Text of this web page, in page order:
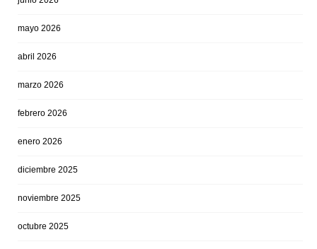
mayo 2026
abril 2026
marzo 2026
febrero 2026
enero 2026
diciembre 2025
noviembre 2025
octubre 2025